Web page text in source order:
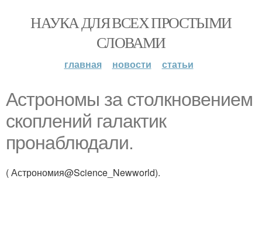
НАУКА ДЛЯ ВСЕХ ПРОСТЫМИ
СЛОВАМИ
главная новости статьи
Астрономы за столкновением
скоплений галактик
пронаблюдали.
( Астрономия@Science_Newworld).